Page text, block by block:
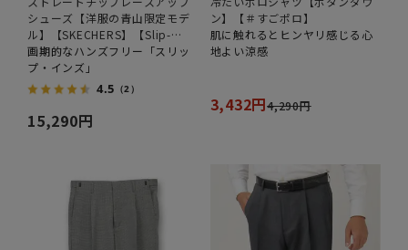
シューズ【洋服の青山限定モデ
ル】【SKECHERS】【Slip-
ins】
画期的なハンズフリー「スリッ
プ・インズ」
4.5 （2）
15,290円
ン】【＃すごポロ】
肌に触れるとヒンヤリ感じる心
地よい涼感
3,432円4,290円